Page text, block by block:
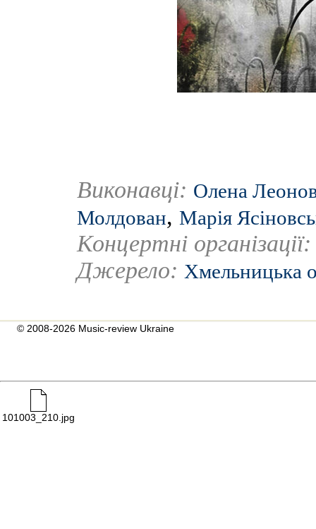
Виконавці: Олена
Молдован, Марія
Концертні
Джерело: Хмельницька
© 2008-2026 Music-review Ukraine
101003_210.jpg